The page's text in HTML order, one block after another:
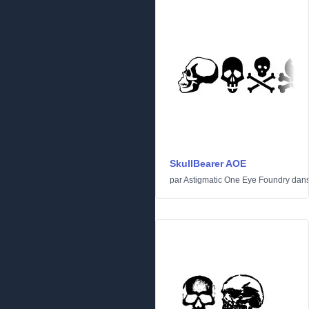
SkullBearer AOE
parAstigmatic One Eye Foundry